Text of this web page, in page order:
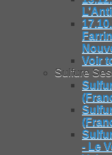
Voir
Sulfure
- Le